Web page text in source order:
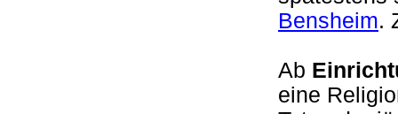
Bensheim.
Ab
eine